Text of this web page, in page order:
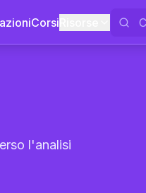
Corsi
l'analisi